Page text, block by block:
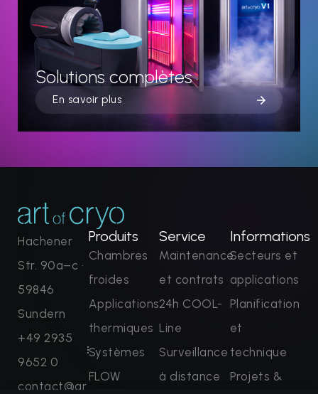
Solutions complètes
En savoir plus
Hachener
Str. 90a–c ·
59846
Sundern
+49 2935
9652 0
contact@ar
Produits
Chambres
froides
Applications
thermiques
Systèmes
FLOW
Service
Maintenance
et contrats
24h COOL-
Line
Surveillance
à distance
Informations
Secteurs et
applications
Planification
et
technique
Projets &